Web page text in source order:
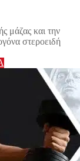
μάζας και την
στεροειδή